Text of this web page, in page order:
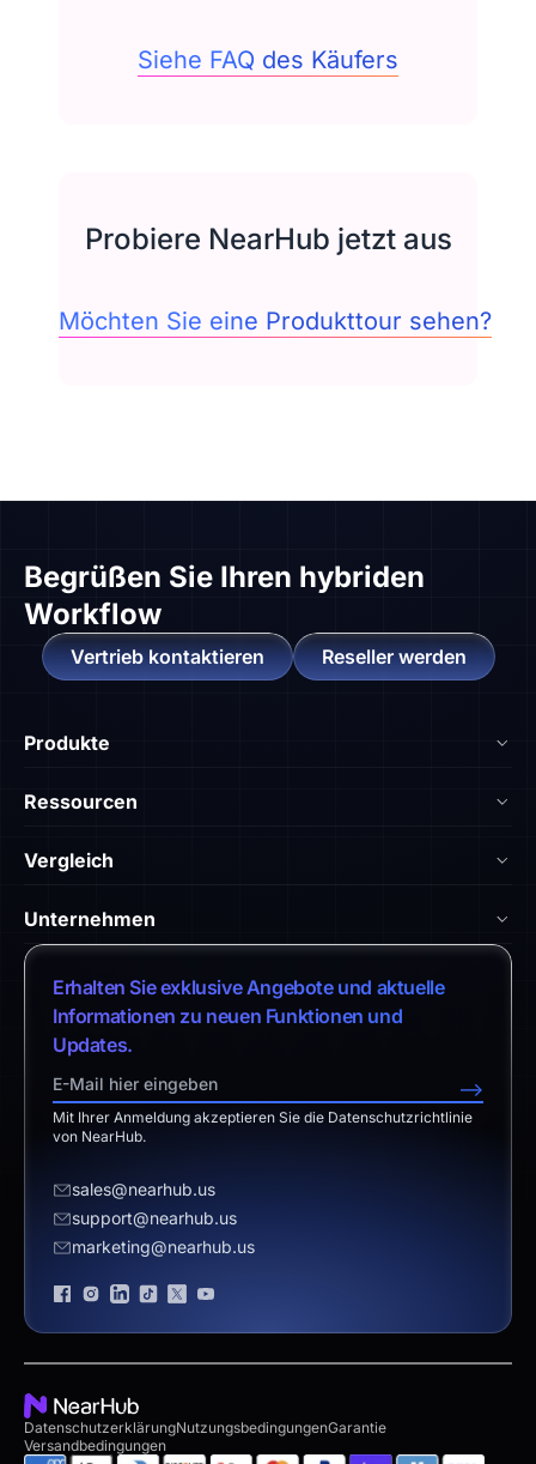
Siehe FAQ des Käufers
Probiere NearHub jetzt aus
Möchten Sie eine Produkttour sehen?
Begrüßen Sie Ihren hybriden
Workflow
Vertrieb kontaktieren Reseller werden
Produkte
NearHub Board S
Nearity 360 Alien
Nearity 120 Max
App-Integrationen
NearHub Demo
Ressourcen
Hilfe-Center
Download-Center
Rückgabebedingungen
Haftungsausschluss
Vergleich
vs. Chromium-Board
vs. Klassische Lösung
vs. Samsung Flip 2
vs. Owl Labs
Unternehmen
Über uns
Vertrieb kontaktieren
Support kontaktieren
Partnerprogramm
Angebot anfordern
Datenschutzerklärung
Markenzertifikat
Erhalten Sie exklusive Angebote und aktuelle
Informationen zu neuen Funktionen und
Updates.
-->
Mit Ihrer Anmeldung akzeptieren Sie die Datenschutzrichtlinie
von NearHub.
sales@nearhub.us
support@nearhub.us
marketing@nearhub.us
DatenschutzerklärungNutzungsbedingungenGarantie
Versandbedingungen